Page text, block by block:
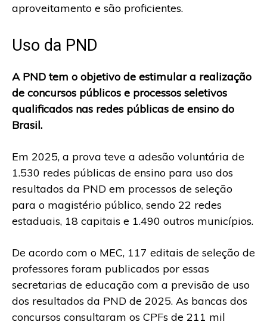
aproveitamento e são proficientes.
Uso da PND
A PND tem o objetivo de estimular a realização
de concursos públicos e processos seletivos
qualificados nas redes públicas de ensino do
Brasil.
Em 2025, a prova teve a adesão voluntária de
1.530 redes públicas de ensino para uso dos
resultados da PND em processos de seleção
para o magistério público, sendo 22 redes
estaduais, 18 capitais e 1.490 outros municípios.
De acordo com o MEC, 117 editais de seleção de
professores foram publicados por essas
secretarias de educação com a previsão de uso
dos resultados da PND de 2025. As bancas dos
concursos consultaram os CPFs de 211 mil